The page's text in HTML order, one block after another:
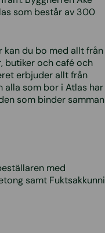
som består av 300
kan du bo med allt från
butiker och café och
erbjuder allt från
som bor i Atlas har
som binder samman
med
samt